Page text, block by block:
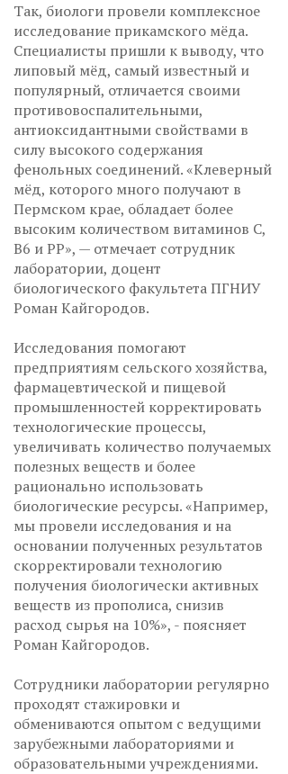
Так, биологи провели комплексное
исследование прикамского мёда.
Специалисты пришли к выводу, что
липовый мёд, самый известный и
популярный, отличается своими
противовоспалительными,
антиоксидантными свойствами в
силу высокого содержания
фенольных соединений. «Клеверный
мёд, которого много получают в
Пермском крае, обладает более
высоким количеством витаминов С,
В6 и РР», — отмечает сотрудник
лаборатории, доцент
биологического факультета ПГНИУ
Роман Кайгородов.
Исследования помогают
предприятиям сельского хозяйства,
фармацевтической и пищевой
промышленностей корректировать
технологические процессы,
увеличивать количество получаемых
полезных веществ и более
рационально использовать
биологические ресурсы. «Например,
мы провели исследования и на
основании полученных результатов
скорректировали технологию
получения биологически активных
веществ из прополиса, снизив
расход сырья на 10%», - поясняет
Роман Кайгородов.
Сотрудники лаборатории регулярно
проходят стажировки и
обмениваются опытом с ведущими
зарубежными лабораториями и
образовательными учреждениями.